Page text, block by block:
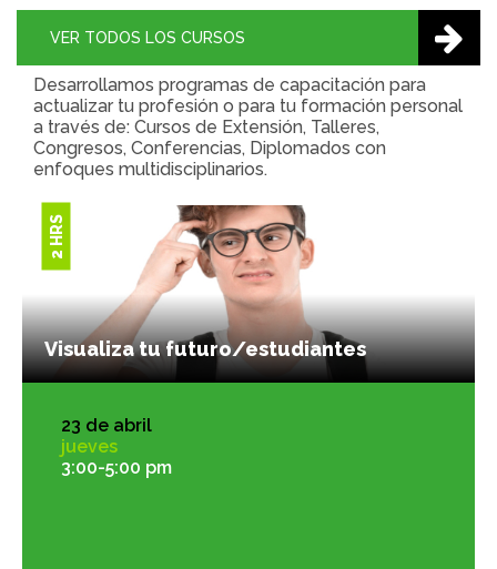
VER TODOS LOS CURSOS
Desarrollamos programas de capacitación para
actualizar tu profesión o para tu formación personal
a través de: Cursos de Extensión, Talleres,
Congresos, Conferencias, Diplomados con
enfoques multidisciplinarios.
2 HRS
Visualiza tu futuro/estudiantes
23 de abril
jueves
3:00-5:00 pm